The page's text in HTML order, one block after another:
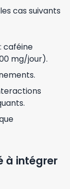
cas suivants
: caféine
mg/jour).
à intégrer